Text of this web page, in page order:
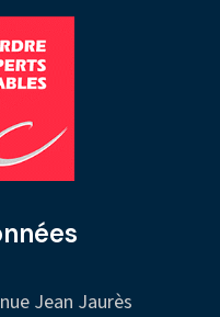
Jean Jaurès